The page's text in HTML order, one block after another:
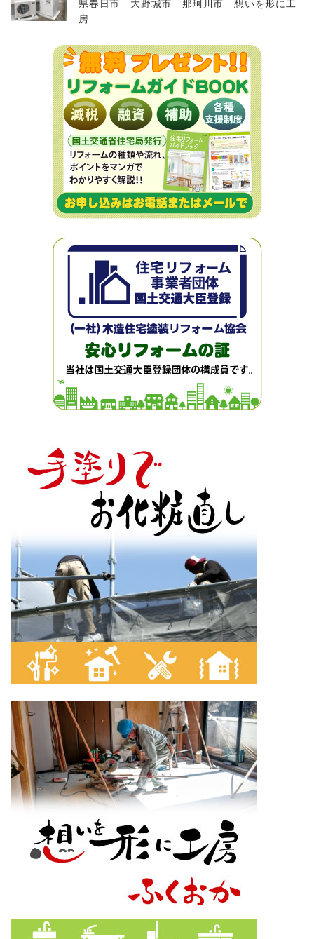
県春日市 大野城市 那珂川市 想いを形に工
房